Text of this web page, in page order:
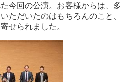
今回の公演。お客様からは、多
ただいたのはもちろんのこと、
せられました。